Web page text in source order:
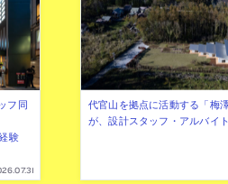
フ同
験
代官山を拠点に活動する「梅
が、設計スタッフ・アルバイ